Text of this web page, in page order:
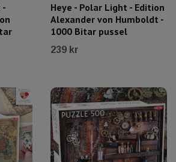
-
Heye - Polar Light - Edition
Alexander von Humboldt -
1000 Bitar pussel
239 kr